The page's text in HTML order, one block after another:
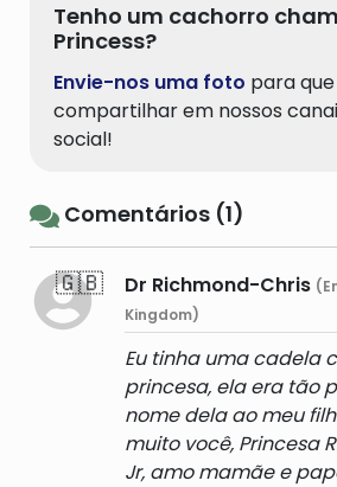
Tenho um cachorro
Princess?
Envie-nos uma foto para
compartilhar em nossos
social!
Comentários (1)
🇬🇧 Dr Richmond-Chris
Kingdom)
Eu tinha uma cadela
princesa, ela era tão
nome dela ao meu
muito você, Princesa
Jr, amo mamãe e